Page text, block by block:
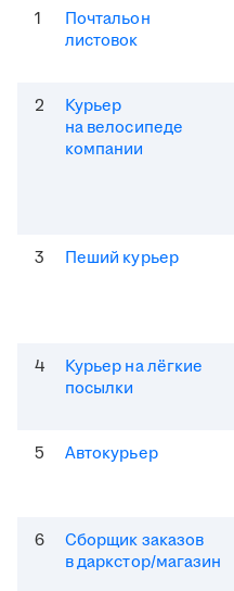
1
Почтальон
листовок
2
Курьер
на велосипеде
компании
3 Пеший курьер
4
Курьер на лёгкие
посылки
5 Автокурьер
6
Сборщик заказов
в даркстор/магазин